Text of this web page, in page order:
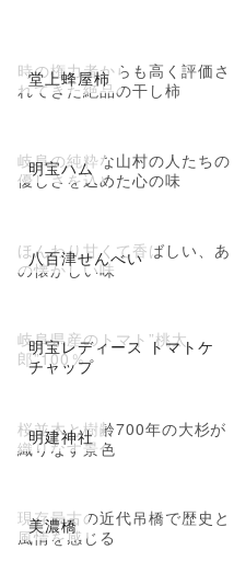
堂上蜂屋柿
時の権力者からも高く評価さ
れてきた絶品の干し柿
明宝ハム
岐阜の純粋な山村の人たちの
優しさを込めた心の味
八百津せんべい
ほんわり甘くて香ばしい、あ
の懐かしい味
明宝レディース トマトケ
チャップ
岐阜県産のトマト”桃太
郎”100％
明建神社
桜並木と樹齢700年の大杉が
織りなす景色
美濃橋
現存最古の近代吊橋で歴史と
風情を感じる